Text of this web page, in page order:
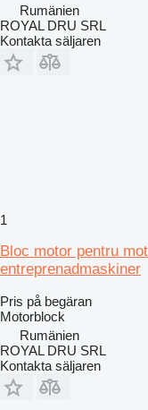
Rumänien
ROYAL DRU SRL
Kontakta säljaren
1
Bloc motor pentru
entreprenadmaskiner
Pris på begäran
Motorblock
Rumänien
ROYAL DRU SRL
Kontakta säljaren